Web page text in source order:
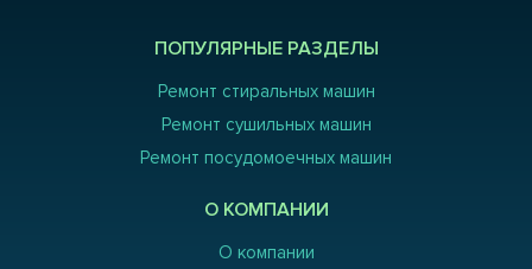
ПОПУЛЯРНЫЕ РАЗДЕЛЫ
Ремонт стиральных машин
Ремонт сушильных машин
Ремонт посудомоечных машин
О КОМПАНИИ
О компании